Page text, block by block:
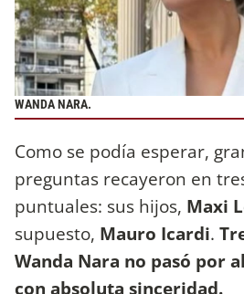
WANDA NARA.
Como se podía esperar,
preguntas recayeron en
puntuales: sus hijos, Maxi
supuesto, Mauro Icardi.
Wanda Nara no pasó por
con absoluta sinceridad.